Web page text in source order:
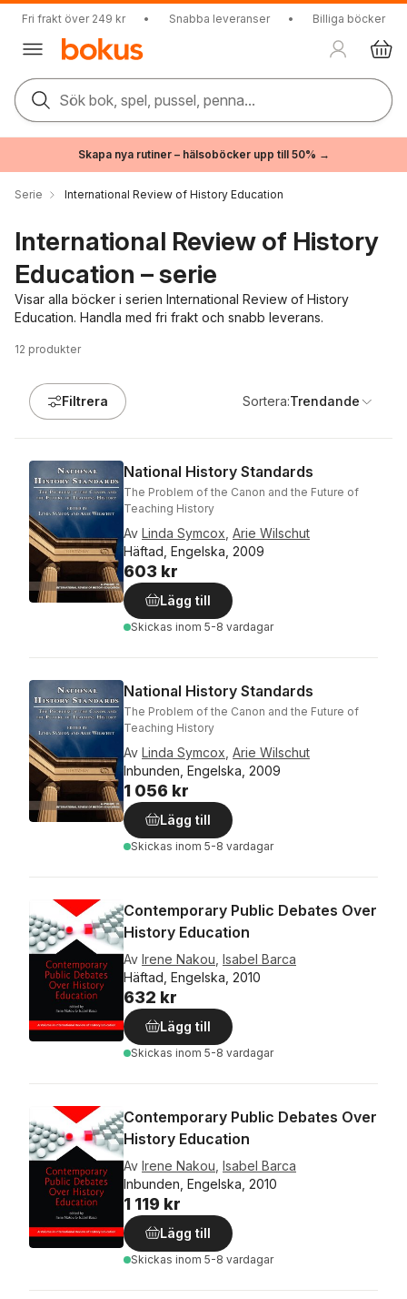
Fri frakt över 249 kr • Snabba leveranser • Billiga böcker
Sök bok, spel, pussel, penna...
Skapa nya rutiner – hälsoböcker upp till 50% →
Serie International Review of History Education
International Review of History
Education – serie
Visar alla böcker i serien International Review of History
Education. Handla med fri frakt och snabb leverans.
12 produkter
Filtrera Sortera:Trendande
National History Standards
The Problem of the Canon and the Future of
Teaching History
Av Linda Symcox Arie Wilschut
Häftad, Engelska, 2009
603 kr
Lägg till
Skickas inom 5-8 vardagar
National History Standards
The Problem of the Canon and the Future of
Teaching History
Av Linda Symcox Arie Wilschut
Inbunden, Engelska, 2009
1 056 kr
Lägg till
Skickas inom 5-8 vardagar
Contemporary Public Debates Over
History Education
Av Irene Nakou Isabel Barca
Häftad, Engelska, 2010
632 kr
Lägg till
Skickas inom 5-8 vardagar
Contemporary Public Debates Over
History Education
Av Irene Nakou Isabel Barca
Inbunden, Engelska, 2010
1 119 kr
Lägg till
Skickas inom 5-8 vardagar